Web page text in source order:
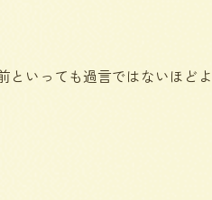
といっても過言ではないほどよ